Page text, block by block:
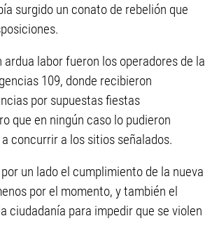
surgido un conato de rebelión que
ardua labor fueron los operadores de la
109, donde recibieron
por supuestas fiestas
que en ningún caso lo pudieron
concurrir a los sitios señalados.
un lado el cumplimiento de la nueva
por el momento, y también el
ciudadanía para impedir que se violen